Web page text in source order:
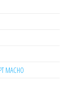
MACHO